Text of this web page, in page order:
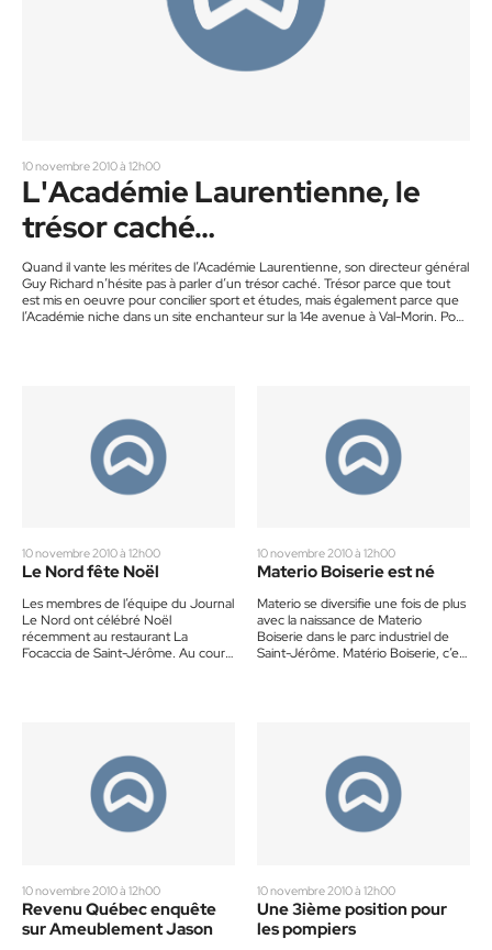
10 novembre 2010 à 12h00
L'Académie Laurentienne, le
trésor caché…
Quand il vante les mérites de l’Académie Laurentienne, son directeur général
Guy Richard n’hésite pas à parler d’un trésor caché. Trésor parce que tout
est mis en oeuvre pour concilier sport et études, mais également parce que
l’Académie niche dans un site enchanteur sur la 14e avenue à Val-Morin. Pour
10 novembre 2010 à 12h00
Le Nord fête Noël
Les membres de l’équipe du Journal
Le Nord ont célébré Noël
récemment au restaurant La
Focaccia de Saint-Jérôme. Au cours
10 novembre 2010 à 12h00
Materio Boiserie est né
Materio se diversifie une fois de plus
avec la naissance de Materio
Boiserie dans le parc industriel de
Saint-Jérôme. Matério Boiserie, c’est
10 novembre 2010 à 12h00
Revenu Québec enquête
sur Ameublement Jason
10 novembre 2010 à 12h00
Une 3ième position pour
les pompiers